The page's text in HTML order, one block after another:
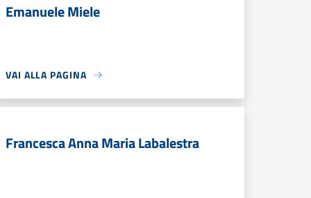
Emanuele Miele
VAI ALLA PAGINA
Francesca Anna Maria Labalestra